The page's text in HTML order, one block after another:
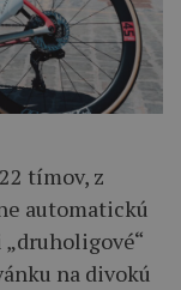
tímov, z
automatickú
na divokú